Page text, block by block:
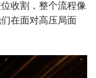
收割，整个流程像
在面对高压局面